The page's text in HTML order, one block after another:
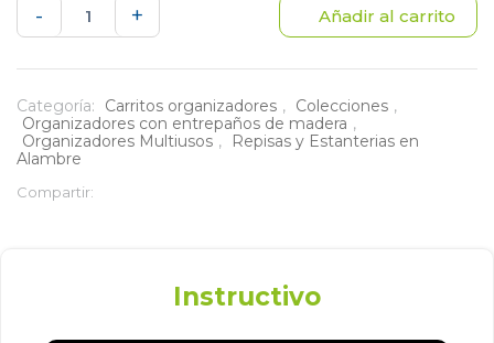
-
Organizador
canastas
y
56.5x30.5x69
+ Añadir al carrito
Categoría: Carritos organizadores , Colecciones ,
Organizadores con entrepaños de madera ,
Organizadores Multiusos ,
Repisas y Estanterias en
Alambre
Compartir:
Instructivo